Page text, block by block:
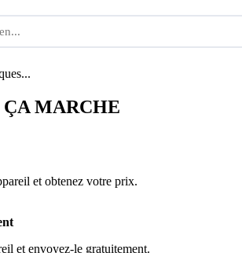
MARCHE
et obtenez votre prix.
et envoyez-le gratuitement.